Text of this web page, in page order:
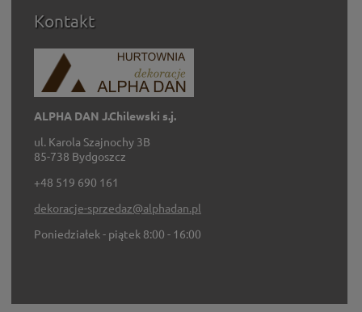
Kontakt
ALPHA DAN J.Chilewski s.j.
ul. Karola Szajnochy 3B
85-738 Bydgoszcz
+48 519 690 161
dekoracje-sprzedaz@alphadan.pl
Poniedziałek - piątek 8:00 - 16:00